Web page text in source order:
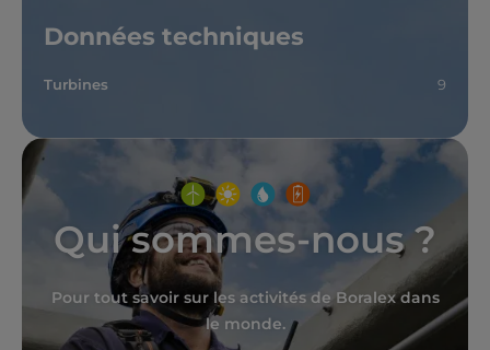
Données techniques
Turbines 9
Qui sommes-nous ?
Pour tout savoir sur les activités de Boralex dans
le monde.